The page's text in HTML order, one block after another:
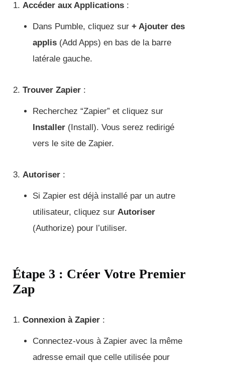
Accéder aux Applications :
Dans Pumble, cliquez sur + Ajouter des
applis (Add Apps) en bas de la barre
latérale gauche.
Trouver Zapier :
Recherchez “Zapier” et cliquez sur
Installer (Install). Vous serez redirigé
vers le site de Zapier.
Autoriser :
Si Zapier est déjà installé par un autre
utilisateur, cliquez sur Autoriser
(Authorize) pour l’utiliser.
Étape 3 : Créer Votre Premier
Zap
Connexion à Zapier :
Connectez-vous à Zapier avec la même
adresse email que celle utilisée pour